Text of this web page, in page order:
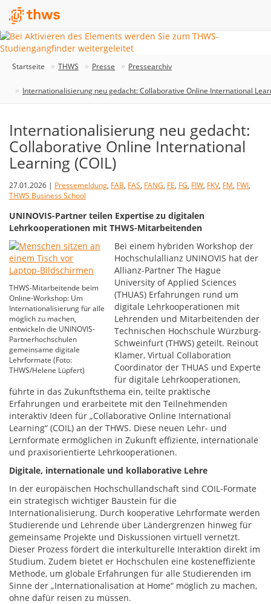
Startseite THWS Presse Pressearchiv
Internationalisierung neu gedacht: Collaborative Online International
Internationalisierung neu gedacht:
Collaborative Online International
Learning (COIL)
27.01.2026 | Pressemeldung, FAB, FAS, FANG, FE, FG, FIW, FKV, FM, FWI,
THWS Business School
UNINOVIS-Partner teilen Expertise zu digitalen
Lehrkooperationen mit THWS-Mitarbeitenden
THWS-Mitarbeitende beim
Online-Workshop: Um
Internationalisierung für alle
möglich zu machen,
entwickeln die UNINOVIS-
Partnerhochschulen
gemeinsame digitale
Lehrformate (Foto:
THWS/Helene Lüpfert)
Bei einem hybriden Workshop der
Hochschulallianz UNINOVIS hat der
Allianz-Partner The Hague
University of Applied Sciences
(THUAS) Erfahrungen rund um
digitale Lehrkooperationen mit
Lehrenden und Mitarbeitenden der
Technischen Hochschule Würzburg-
Schweinfurt (THWS) geteilt. Reinout
Klamer, Virtual Collaboration
Coordinator der THUAS und Experte
für digitale Lehrkooperationen,
führte in das Zukunftsthema ein, teilte praktische
Erfahrungen und erarbeitete mit den Teilnehmenden
interaktiv Ideen für „Collaborative Online International
Learning“ (COIL) an der THWS. Diese neuen Lehr- und
Lernformate ermöglichen in Zukunft effiziente, internationale
und praxisorientierte Lehrkooperationen.
Digitale, internationale und kollaborative Lehre
In der europäischen Hochschullandschaft sind COIL-Formate
ein strategisch wichtiger Baustein für die
Internationalisierung. Durch kooperative Lehrformate werden
Studierende und Lehrende über Ländergrenzen hinweg für
gemeinsame Projekte und Diskussionen virtuell vernetzt.
Dieser Prozess fördert die interkulturelle Interaktion direkt im
Studium. Zudem bietet er Hochschulen eine kosteneffiziente
Methode, um globale Erfahrungen für alle Studierenden im
Sinne der „Internationalisation at Home“ möglich zu machen,
ohne dafür reisen zu müssen.